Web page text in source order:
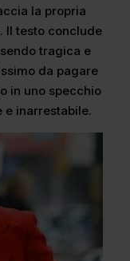
la propria
Il testo conclude
tragica e
da pagare
in uno specchio
e inarrestabile.